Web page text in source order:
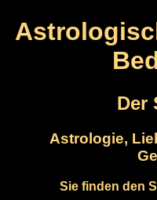
Der
Astrologie,
Sie finden den